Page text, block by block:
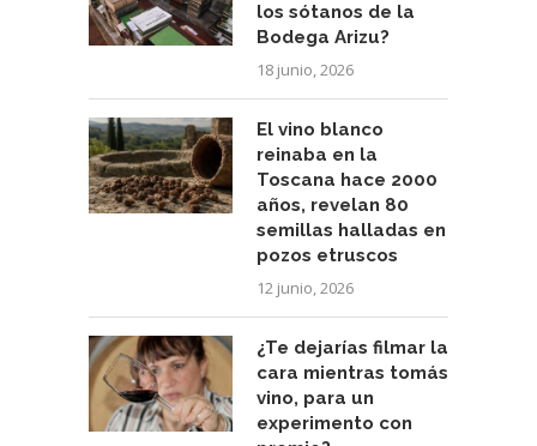
los sótanos de la
Bodega Arizu?
18 junio, 2026
El vino blanco
reinaba en la
Toscana hace 2000
años, revelan 80
semillas halladas en
pozos etruscos
12 junio, 2026
¿Te dejarías filmar la
cara mientras tomás
vino, para un
experimento con